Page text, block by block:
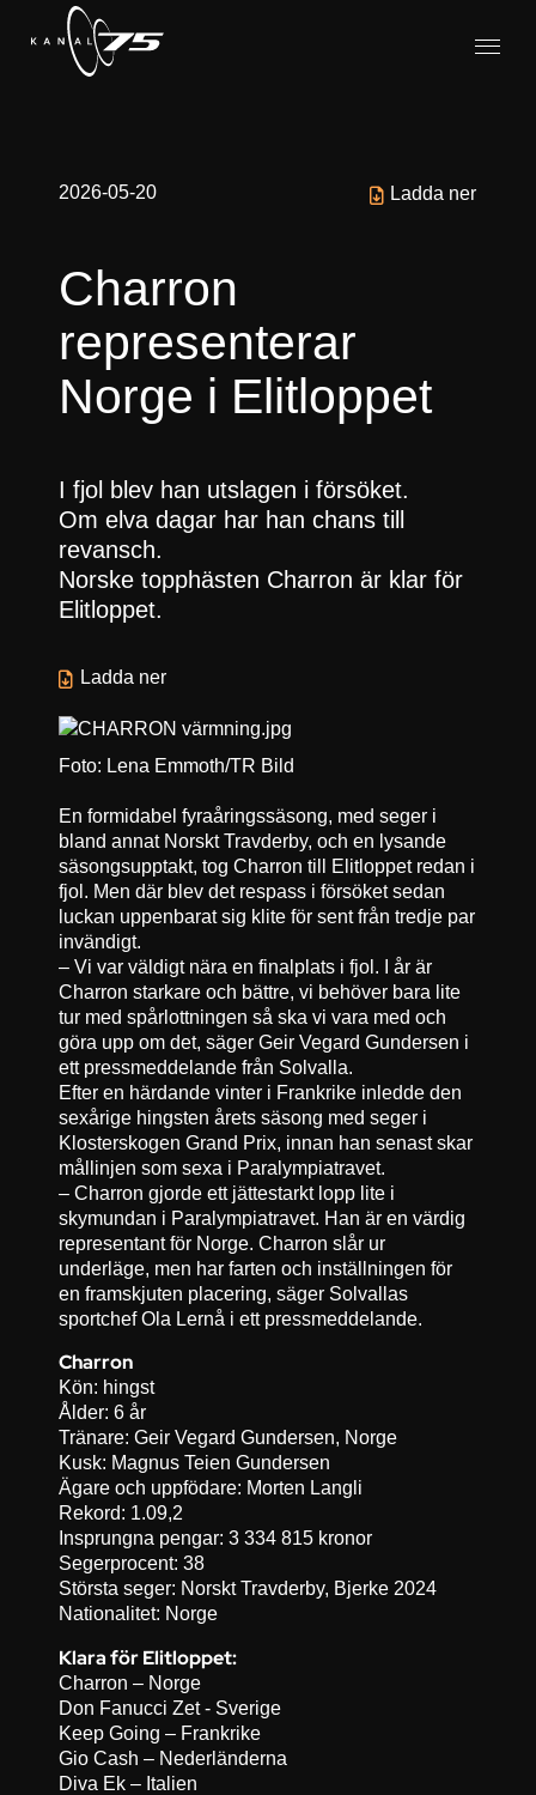
2026-05-20
Foto: Lena Emmoth/TR Bild
Ladda ner
Charron
representerar
Norge i Elitloppet
I fjol blev han utslagen i försöket.
Om elva dagar har han chans till
revansch.
Norske topphästen Charron är klar för
Elitloppet.
En formidabel fyraåringssäsong, med seger i
bland annat Norskt Travderby, och en lysande
säsongsupptakt, tog Charron till Elitloppet redan i
fjol. Men där blev det respass i försöket sedan
luckan uppenbarat sig klite för sent från tredje par
invändigt.
– Vi var väldigt nära en finalplats i fjol. I år är
Charron starkare och bättre, vi behöver bara lite
tur med spårlottningen så ska vi vara med och
göra upp om det, säger Geir Vegard Gundersen i
ett pressmeddelande från Solvalla.
Efter en härdande vinter i Frankrike inledde den
sexårige hingsten årets säsong med seger i
Klosterskogen Grand Prix, innan han senast skar
mållinjen som sexa i Paralympiatravet.
– Charron gjorde ett jättestarkt lopp lite i
skymundan i Paralympiatravet. Han är en värdig
representant för Norge. Charron slår ur
underläge, men har farten och inställningen för
en framskjuten placering, säger Solvallas
sportchef Ola Lernå i ett pressmeddelande.
Charron
Kön: hingst
Ålder: 6 år
Tränare: Geir Vegard Gundersen, Norge
Kusk: Magnus Teien Gundersen
Ägare och uppfödare: Morten Langli
Rekord: 1.09,2
Insprungna pengar: 3 334 815 kronor
Segerprocent: 38
Största seger: Norskt Travderby, Bjerke 2024
Nationalitet: Norge
Klara för Elitloppet:
Charron – Norge
Don Fanucci Zet - Sverige
Keep Going – Frankrike
Gio Cash – Nederländerna
Diva Ek – Italien
Ladda ner